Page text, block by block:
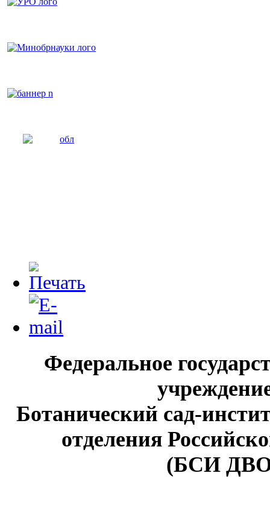
Федеральное
Ботанический сад-
отделения
(БСИ